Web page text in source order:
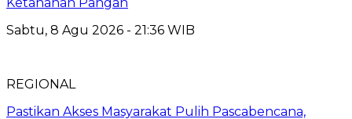
Sabtu, 8 Agu 2026 - 21:36 WIB
REGIONAL
Pastikan Akses Masyarakat Pulih Pascabencana,